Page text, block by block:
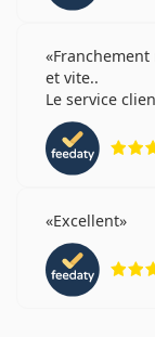
et vite..
Le service
Excellent